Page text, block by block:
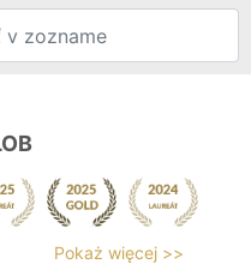
Pokaż więcej >>